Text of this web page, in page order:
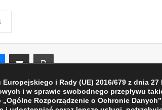
Messenger
Share via Email Print
i Rady (UE) 2016/679 z dnia
i w sprawie swobodnego przepływu
„Ogólne Rozporządzenie o Ochronie